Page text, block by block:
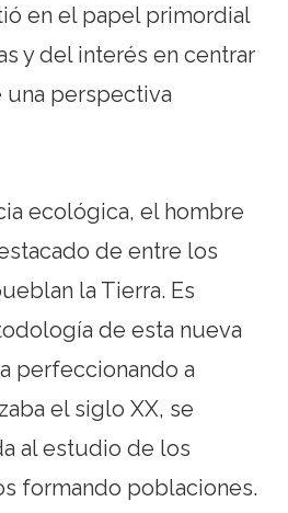
en el papel primordial
y del interés en centrar
perspectiva
ecológica, el hombre
de entre los
la Tierra. Es
de esta nueva
perfeccionando a
el siglo XX, se
al estudio de los
formando poblaciones.